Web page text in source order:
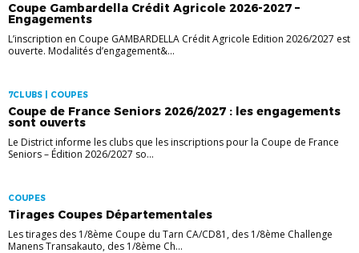
Coupe Gambardella Crédit Agricole 2026-2027 –
Engagements
L’inscription en Coupe GAMBARDELLA Crédit Agricole Edition 2026/2027 est
ouverte. Modalités d’engagement&...
7CLUBS | COUPES
Coupe de France Seniors 2026/2027 : les engagements
sont ouverts
Le District informe les clubs que les inscriptions pour la Coupe de France
Seniors – Édition 2026/2027 so...
COUPES
Tirages Coupes Départementales
Les tirages des 1/8ème Coupe du Tarn CA/CD81, des 1/8ème Challenge
Manens Transakauto, des 1/8ème Ch...